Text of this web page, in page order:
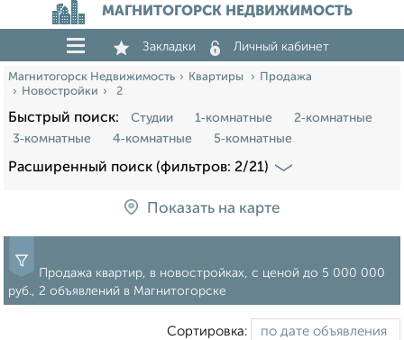
МАГНИТОГОРСК НЕДВИЖИМОСТЬ
Закладки Личный кабинет
Магнитогорск Недвижимость Квартиры
Продажа
Новостройки
2
Быстрый поиск: Студии 1‑комнатные
2‑комнатные
3‑комнатные
4‑комнатные 5‑комнатные
Расширенный поиск (фильтров: 2/21)
Показать на карте
Продажа квартир, в новостройках, c ценой до 5 000 000
руб., 2 объявлений в Магнитогорске
Сортировка: